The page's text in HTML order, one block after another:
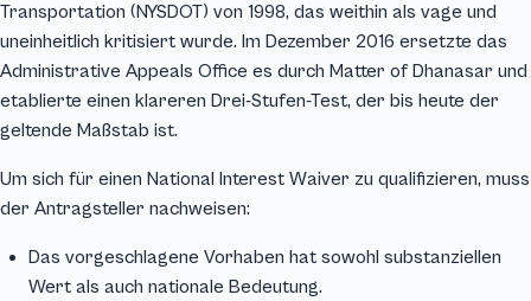
Transportation (NYSDOT) von 1998, das weithin als vage und
uneinheitlich kritisiert wurde. Im Dezember 2016 ersetzte das
Administrative Appeals Office es durch Matter of Dhanasar und
etablierte einen klareren Drei-Stufen-Test, der bis heute der
geltende Maßstab ist.
Um sich für einen National Interest Waiver zu qualifizieren, muss
der Antragsteller nachweisen:
Das vorgeschlagene Vorhaben hat sowohl substanziellen
Wert als auch nationale Bedeutung.